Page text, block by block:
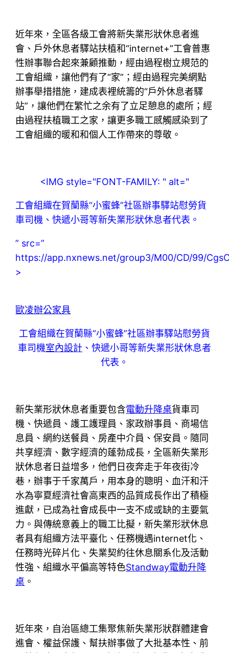
近年來，全區各級工會將新失業形狀休息者進
會、戶外休息者驛站扶植和“internet+”工會普惠
性辦事聯合起來兼顧推動，經由過程樹立規范的
工會組織，讓他們有了“家”；經由過程完美網點
辦事舉措措施，建成表裡統籌的“戶外休息者驛
站”，讓他們在繁忙之余有了立足憩息的處所；經
由過程扶植職工之家，讓更多職工感觸感染到了
工會組織的暖和和個人工作帶來的尊敬。
<IMG style="FONT-FAMILY: " alt="
工會組織在賀蘭縣“小蜜蜂”社區辦事驛站慰勞貨
車司機、快遞小哥等新失業形狀休息者代表。
” src=”
https://app.nxnews.net/group3/M00/CD/99/
>
歐凌辦公家具
工會組織在賀蘭縣“小蜜蜂”社區辦事驛站慰勞貨
車司機室內設計 、快遞小哥等新失業形狀休息者
代表。
新失業形狀休息者重要包含電動升降桌貨車司
機、快遞員、護工護理員、家政辦事員、商場信
息員、網約送餐員、房產中介員、保安員。隨同
共享經濟、數字經濟的蓬勃成長，全區新失業形
狀休息者日益增多，他們日夜奔走于年夜街冷
巷，辦事于千家萬戶，用本身的聰明、血汗和汗
水為寧夏經濟社會高東西的品質成長作出了積極
進獻，已成為社會成長中一支不成或缺的主要氣
力。與傳統意義上的職工比擬，新失業形狀休息
者具有組織方法平臺化、任務機遇internet化、
任務時光碎片化、失業契約往休息關系化及活動
性強、組織水平偏高等特色Standway電動升降
桌 。
近年來，自治區總工集聚焦新失業形狀群體建會
進會、權益保護、幫扶辦事做了大批基本性、前